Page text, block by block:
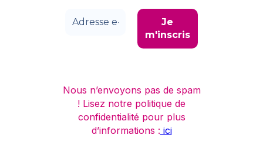
Nous n’envoyons pas de spam
! Lisez notre politique de
confidentialité pour plus
d’informations : ici